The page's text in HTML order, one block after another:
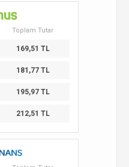
Toplam Tutar
169,51 TL
181,77 TL
195,97 TL
212,51 TL